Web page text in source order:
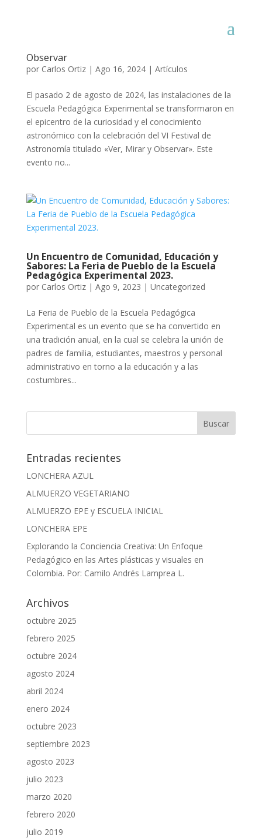
Observar
por Carlos Ortiz| Ago 16, 2024| Artículos
El pasado 2 de agosto de 2024, las instalaciones de la
Escuela Pedagógica Experimental se transformaron en
el epicentro de la curiosidad y el conocimiento
astronómico con la celebración del VI Festival de
Astronomía titulado «Ver, Mirar y Observar». Este
evento no...
Un Encuentro de Comunidad, Educación y
Sabores: La Feria de Pueblo de la Escuela
Pedagógica Experimental 2023.
por Carlos Ortiz| Ago 9, 2023 | Uncategorized
La Feria de Pueblo de la Escuela Pedagógica
Experimental es un evento que se ha convertido en
una tradición anual, en la cual se celebra la unión de
padres de familia, estudiantes, maestros y personal
administrativo en torno a la educación y a las
costumbres...
Entradas recientes
LONCHERA AZUL
ALMUERZO VEGETARIANO
ALMUERZO EPE y ESCUELA INICIAL
LONCHERA EPE
Explorando la Conciencia Creativa: Un Enfoque
Pedagógico en las Artes plásticas y visuales en
Colombia. Por: Camilo Andrés Lamprea L.
Archivos
octubre 2025
febrero 2025
octubre 2024
agosto 2024
abril 2024
enero 2024
octubre 2023
septiembre 2023
agosto 2023
julio 2023
marzo 2020
febrero 2020
julio 2019